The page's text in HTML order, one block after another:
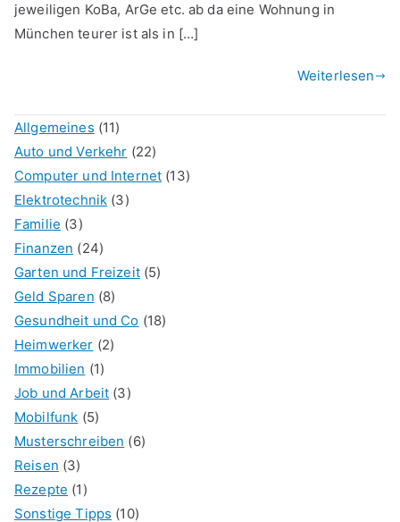
jeweiligen KoBa, ArGe etc. ab da eine Wohnung in
München teurer ist als in […]
Weiterlesen
Allgemeines (11)
Auto und Verkehr (22)
Computer und Internet (13)
Elektrotechnik (3)
Familie (3)
Finanzen (24)
Garten und Freizeit(5)
Geld Sparen (8)
Gesundheit und Co (18)
Heimwerker (2)
Immobilien (1)
Job und Arbeit (3)
Mobilfunk (5)
Musterschreiben (6)
Reisen (3)
Rezepte (1)
Sonstige Tipps (10)